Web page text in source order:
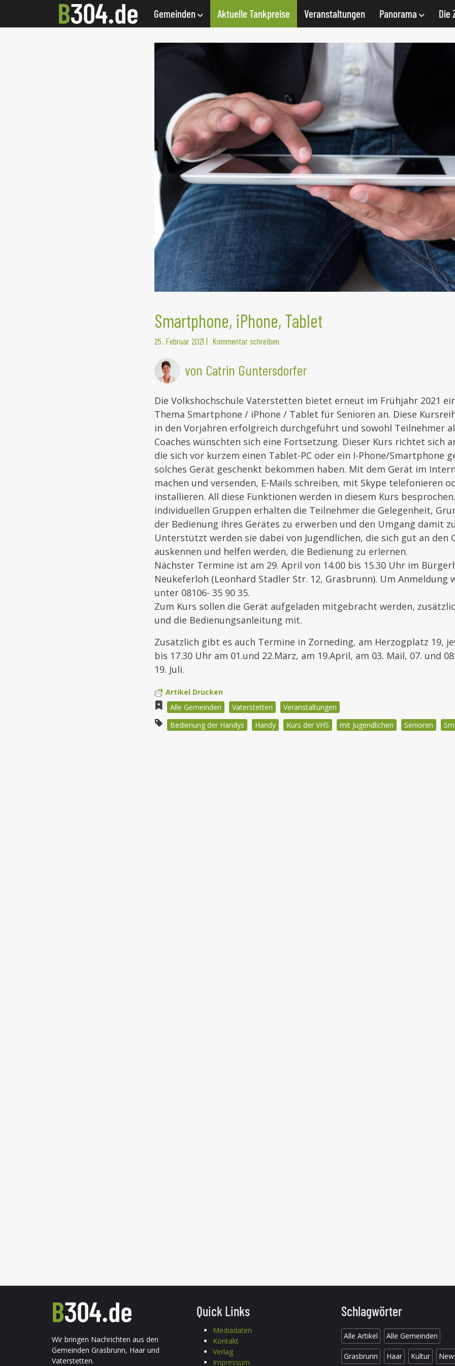
Gemeinden Aktuelle Tankpreise Veranstaltungen Panorama Die
Smartphone, iPhone, Tablet
25. Februar 2021 | Kommentar schreiben
von Catrin Guntersdorfer
Die Volkshochschule Vaterstetten bietet erneut im Frühjahr 2021
Thema Smartphone / iPhone / Tablet für Senioren an. Diese
in den Vorjahren erfolgreich durchgeführt und sowohl Teilnehmer
Coaches wünschten sich eine Fortsetzung. Dieser Kurs richtet sich
die sich vor kurzem einen Tablet-PC oder ein I-Phone/Smartphone
solches Gerät geschenkt bekommen haben. Mit dem Gerät im
machen und versenden, E-Mails schreiben, mit Skype telefonieren
installieren. All diese Funktionen werden in diesem Kurs
individuellen Gruppen erhalten die Teilnehmer die Gelegenheit,
der Bedienung ihres Gerätes zu erwerben und den Umgang damit
Unterstützt werden sie dabei von Jugendlichen, die sich gut an den
auskennen und helfen werden, die Bedienung zu erlernen.
Nächster Termine ist am 29. April von 14.00 bis 15.30 Uhr im
Neukeferloh (Leonhard Stadler Str. 12, Grasbrunn). Um Anmeldung
unter 08106- 35 90 35.
Zum Kurs sollen die Gerät aufgeladen mitgebracht werden,
und die Bedienungsanleitung mit.
Zusätzlich gibt es auch Termine in Zorneding, am Herzogplatz 19,
bis 17.30 Uhr am 01.und 22.März, am 19.April, am 03. Mail, 07. und
19. Juli.
Artikel Drucken
Alle Gemeinden
Vaterstetten
Veranstaltungen
Bedienung der Handys
Handy Kurs der VHS mit Jugendlichen Senioren
Wir bringen Nachrichten aus den
Gemeinden Grasbrunn, Haar und
Vaterstetten.
Quick Links
Mediadaten
Kontakt
Verlag
Impressum
Schlagwörter
Alle Artikel Alle Gemeinden
Grasbrunn Haar Kultur